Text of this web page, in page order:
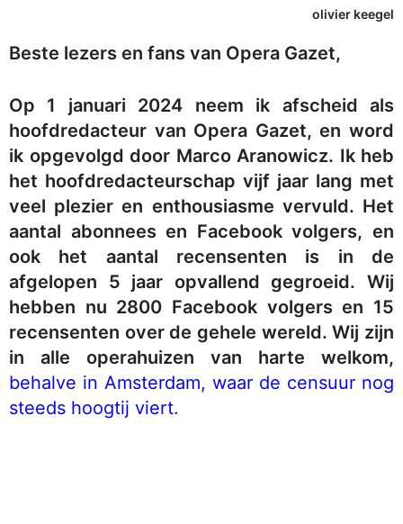
olivier keegel
Beste lezers en fans van Opera Gazet,
Op 1 januari 2024 neem ik afscheid als
hoofdredacteur van Opera Gazet, en word
ik opgevolgd door Marco Aranowicz. Ik heb
het hoofdredacteurschap vijf jaar lang met
veel plezier en enthousiasme vervuld. Het
aantal abonnees en Facebook volgers, en
ook het aantal recensenten is in de
afgelopen 5 jaar opvallend gegroeid. Wij
hebben nu 2800 Facebook volgers en 15
recensenten over de gehele wereld. Wij zijn
in alle operahuizen van harte welkom,
behalve in Amsterdam, waar de censuur nog
steeds hoogtij viert.